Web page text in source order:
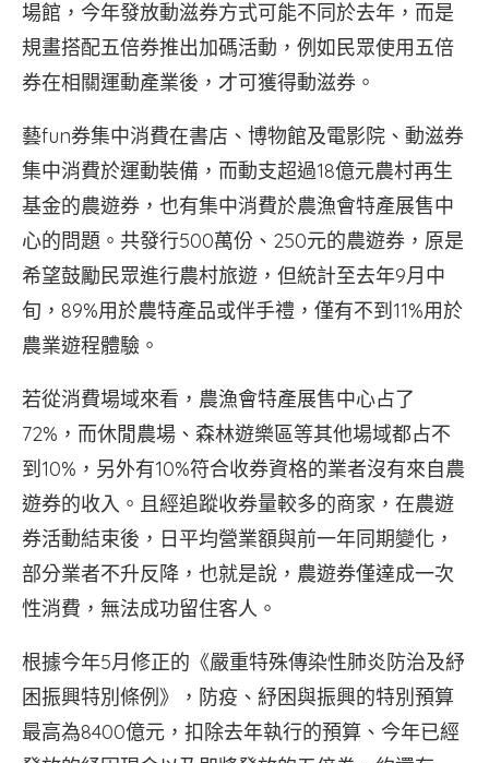
場館，今年發放動滋券方式可能不同於去年，而是
規畫搭配五倍券推出加碼活動，例如民眾使用五倍
券在相關運動產業後，才可獲得動滋券。
藝fun券集中消費在書店、博物館及電影院、動滋券
集中消費於運動裝備，而動支超過18億元農村再生
基金的農遊券，也有集中消費於農漁會特產展售中
心的問題。共發行500萬份、250元的農遊券，原是
希望鼓勵民眾進行農村旅遊，但統計至去年9月中
旬，89%用於農特產品或伴手禮，僅有不到11%用於
農業遊程體驗。
若從消費場域來看，農漁會特產展售中心占了
72%，而休閒農場、森林遊樂區等其他場域都占不
到10%，另外有10%符合收券資格的業者沒有來自農
遊券的收入。且經追蹤收券量較多的商家，在農遊
券活動結束後，日平均營業額與前一年同期變化，
部分業者不升反降，也就是說，農遊券僅達成一次
性消費，無法成功留住客人。
根據今年5月修正的《嚴重特殊傳染性肺炎防治及紓
困振興特別條例》，防疫、紓困與振興的特別預算
最高為8400億元，扣除去年執行的預算、今年已經